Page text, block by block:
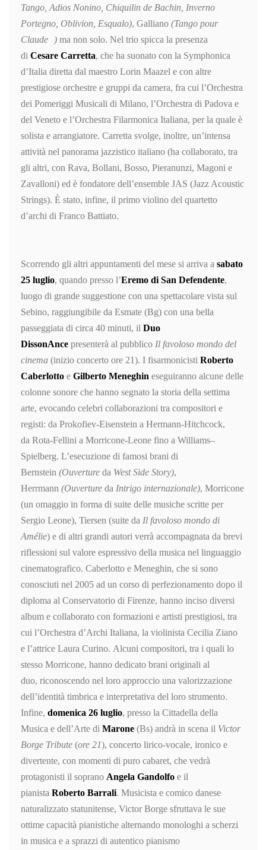
Tango, Adios Nonino, Chiquilin de Bachin, Inverno
Portegno, Oblivion, Esqualo), Galliano (Tango pour
Claude ) ma non solo. Nel trio spicca la presenza
di Cesare Carretta, che ha suonato con la Symphonica
d’Italia diretta dal maestro Lorin Maazel e con altre
prestigiose orchestre e gruppi da camera, fra cui l’Orchestra
dei Pomeriggi Musicali di Milano, l’Orchestra di Padova e
del Veneto e l’Orchestra Filarmonica Italiana, per la quale è
solista e arrangiatore. Carretta svolge, inoltre, un’intensa
attività nel panorama jazzistico italiano (ha collaborato, tra
gli altri, con Rava, Bollani, Bosso, Pieranunzi, Magoni e
Zavalloni) ed è fondatore dell’ensemble JAS (Jazz Acoustic
Strings). È stato, infine, il primo violino del quartetto
d’archi di Franco Battiato.
Scorrendo gli altri appuntamenti del mese si arriva a sabato
25 luglio, quando presso l’Eremo di San Defendente,
luogo di grande suggestione con una spettacolare vista sul
Sebino, raggiungibile da Esmate (Bg) con una bella
passeggiata di circa 40 minuti, il Duo
DissonAnce presenterà al pubblico Il favoloso mondo del
cinema (inizio concerto ore 21). I fisarmonicisti Roberto
Caberlotto e Gilberto Meneghin eseguiranno alcune delle
colonne sonore che hanno segnato la storia della settima
arte, evocando celebri collaborazioni tra compositori e
registi: da Prokofiev-Eisenstein a Hermann-Hitchcock,
da Rota-Fellini a Morricone-Leone fino a Williams–
Spielberg. L’esecuzione di famosi brani di
Bernstein (Ouverture da West Side Story),
Herrmann (Ouverture da Intrigo internazionale), Morricone
(un omaggio in forma di suite delle musiche scritte per
Sergio Leone), Tiersen (suite da Il favoloso mondo di
Amélie) e di altri grandi autori verrà accompagnata da brevi
riflessioni sul valore espressivo della musica nel linguaggio
cinematografico. Caberlotto e Meneghin, che si sono
conosciuti nel 2005 ad un corso di perfezionamento dopo il
diploma al Conservatorio di Firenze, hanno inciso diversi
album e collaborato con formazioni e artisti prestigiosi, tra
cui l’Orchestra d’Archi Italiana, la violinista Cecilia Ziano
e l’attrice Laura Curino. Alcuni compositori, tra i quali lo
stesso Morricone, hanno dedicato brani originali al
duo, riconoscendo nel loro approccio una valorizzazione
dell’identità timbrica e interpretativa del loro strumento.
Infine, domenica 26 luglio, presso la Cittadella della
Musica e dell’Arte di Marone (Bs) andrà in scena il Victor
Borge Tribute (ore 21), concerto lirico-vocale, ironico e
divertente, con momenti di puro cabaret, che vedrà
protagonisti il soprano Angela Gandolfo e il
pianista Roberto Barrali. Musicista e comico danese
naturalizzato statunitense, Victor Borge sfruttava le sue
ottime capacità pianistiche alternando monologhi a scherzi
in musica e a sprazzi di autentico pianismo